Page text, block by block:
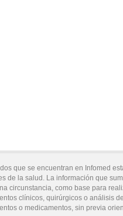
que se encuentran en Infomed
de la salud. La información que
circunstancia, como base para
clínicos, quirúrgicos o análisis
o medicamentos, sin previa